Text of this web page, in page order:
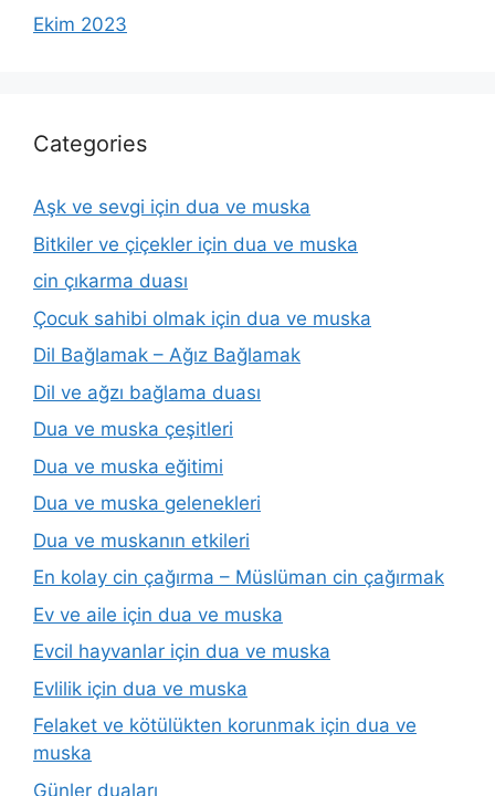
Ekim 2023
Categories
Aşk ve sevgi için dua ve muska
Bitkiler ve çiçekler için dua ve muska
cin çıkarma duası
Çocuk sahibi olmak için dua ve muska
Dil Bağlamak – Ağız Bağlamak
Dil ve ağzı bağlama duası
Dua ve muska çeşitleri
Dua ve muska eğitimi
Dua ve muska gelenekleri
Dua ve muskanın etkileri
En kolay cin çağırma – Müslüman cin çağırmak
Ev ve aile için dua ve muska
Evcil hayvanlar için dua ve muska
Evlilik için dua ve muska
Felaket ve kötülükten korunmak için dua ve
muska
Günler duaları